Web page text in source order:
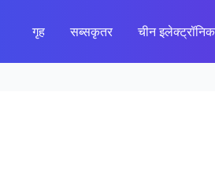
गृह सब्सकृतर चीन इलेक्ट्रॉनिक